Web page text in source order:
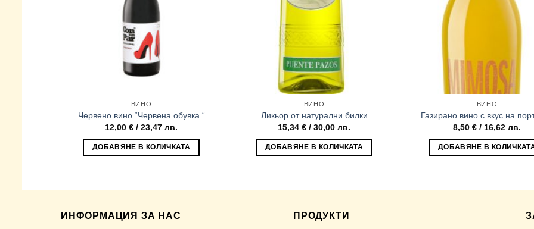
ВИНО
Червено вино “Червена обувка “
12,00 € / 23,47 лв.
ДОБАВЯНЕ В КОЛИЧКАТА
ВИНО
Ликьор от натурални билки
15,34 € / 30,00 лв.
ДОБАВЯНЕ В КОЛИЧКАТА
ВИНО
Газирано вино с вкус на
8,50 € / 16,62 лв.
ДОБАВЯНЕ В
ИНФОРМАЦИЯ ЗА НАС ПРОДУКТИ